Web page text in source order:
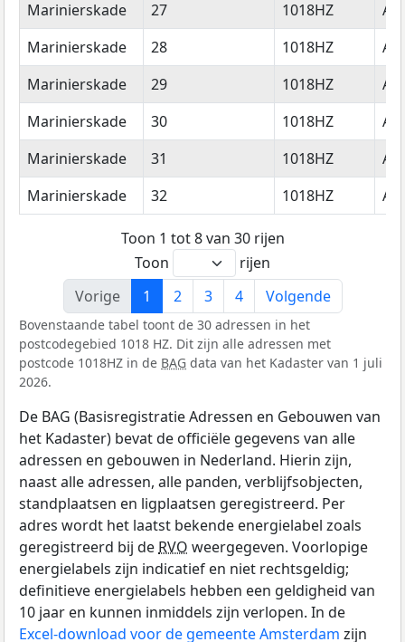
Marinierskade
27 1018HZ
Marinierskade
28 1018HZ
Marinierskade
29 1018HZ
Marinierskade
30 1018HZ
Marinierskade
31 1018HZ
Marinierskade
32 1018HZ
Toon 1 tot 8 van 30 rijen
Toon
rijen
Vorige
1 2 3 4 Volgende
Bovenstaande tabel toont de 30 adressen in het
postcodegebied 1018 HZ. Dit zijn alle adressen met
postcode 1018HZ in de BAG data van het Kadaster van 1 juli
2026.
De BAG (Basisregistratie Adressen en Gebouwen van
het Kadaster) bevat de officiële gegevens van alle
adressen en gebouwen in Nederland. Hierin zijn,
naast alle adressen, alle panden, verblijfsobjecten,
standplaatsen en ligplaatsen geregistreerd. Per
adres wordt het laatst bekende energielabel zoals
geregistreerd bij de RVO weergegeven. Voorlopige
energielabels zijn indicatief en niet rechtsgeldig;
definitieve energielabels hebben een geldigheid van
10 jaar en kunnen inmiddels zijn verlopen. In de
Excel-download voor de gemeente Amsterdam zijn